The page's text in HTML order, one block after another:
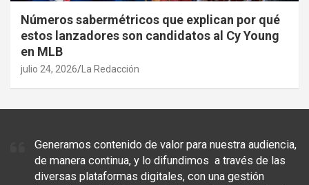
Números sabermétricos que explican por qué
estos lanzadores son candidatos al Cy Young
en MLB
julio 24, 2026 La Redacción
Generamos contenido de valor para nuestra audiencia,
de manera continua, y lo difundimos a través de las
diversas plataformas digitales, con una gestión